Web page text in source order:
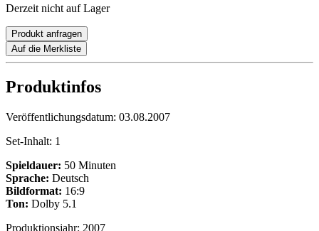
Derzeit nicht auf Lager
Produkt anfragen
Auf die Merkliste
Produktinfos
Veröffentlichungsdatum: 03.08.2007
Set-Inhalt: 1
Spieldauer: 50 Minuten
Sprache: Deutsch
Bildformat: 16:9
Ton: Dolby 5.1
Produktionsjahr: 2007